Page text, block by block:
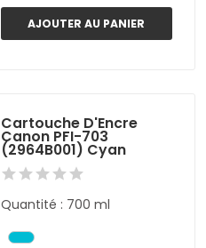
AJOUTER AU PANIER
Cartouche D'Encre
Canon PFI-703
(2964B001) Cyan
Quantité : 700 ml